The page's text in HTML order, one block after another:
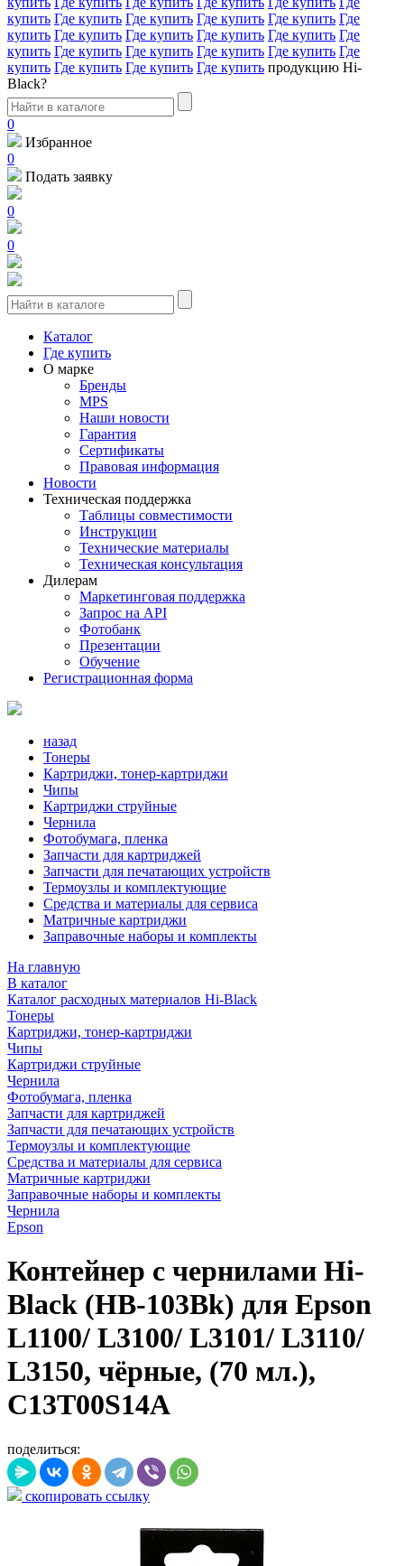
купить Где купить Где купить Где купить Где купить Где
купить Где купить Где купить Где купить Где купить Где
купить Где купить Где купить Где купить Где купить Где
купить Где купить Где купить Где купить продукцию Hi-
Black?
0
Избранное
0
Подать заявку
0
0
Каталог
Где купить
О марке
Бренды
MPS
Наши новости
Гарантия
Сертификаты
Правовая информация
Новости
Техническая поддержка
Таблицы совместимости
Инструкции
Технические материалы
Техническая консультация
Дилерам
Маркетинговая поддержка
Запрос на API
Фотобанк
Презентации
Обучение
Регистрационная форма
назад
Тонеры
Картриджи, тонер-картриджи
Чипы
Картриджи струйные
Чернила
Фотобумага, пленка
Запчасти для картриджей
Запчасти для печатающих устройств
Термоузлы и комплектующие
Средства и материалы для сервиса
Матричные картриджи
Заправочные наборы и комплекты
На главную
В каталог
Каталог расходных материалов Hi-Black
Тонеры
Картриджи, тонер-картриджи
Чипы
Картриджи струйные
Чернила
Фотобумага, пленка
Запчасти для картриджей
Запчасти для печатающих устройств
Термоузлы и комплектующие
Средства и материалы для сервиса
Матричные картриджи
Заправочные наборы и комплекты
Чернила
Epson
Контейнер с чернилами Hi-
Black (HB-103Bk) для Epson
L1100/ L3100/ L3101/ L3110/
L3150, чёрные, (70 мл.),
C13T00S14A
поделиться:
скопировать ссылку